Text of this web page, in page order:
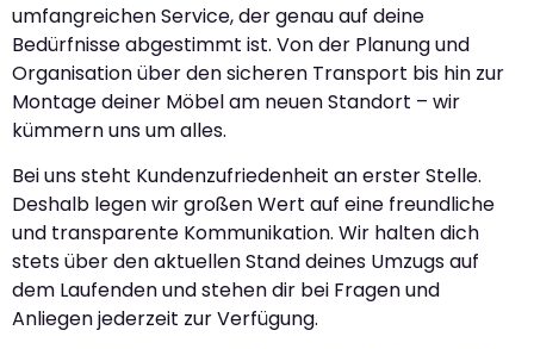
umfangreichen Service, der genau auf deine
Bedürfnisse abgestimmt ist. Von der Planung und
Organisation über den sicheren Transport bis hin zur
Montage deiner Möbel am neuen Standort – wir
kümmern uns um alles.
Bei uns steht Kundenzufriedenheit an erster Stelle.
Deshalb legen wir großen Wert auf eine freundliche
und transparente Kommunikation. Wir halten dich
stets über den aktuellen Stand deines Umzugs auf
dem Laufenden und stehen dir bei Fragen und
Anliegen jederzeit zur Verfügung.